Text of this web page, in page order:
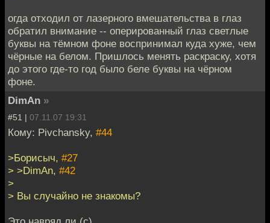
огда отходил от лазерного вмешательства в глаз
обратил внимание -- оперированный глаз светлые
буквы на тёмном фоне воспринимал куда хуже, чем
чёрные на белом. Пришлось менять раскраску, хотя
до этого где-то год было беле буквы на чёрном
фоне.
DimAn »
#51 | 07.11.07 19:31
Кому: Pivchansky, #44
>Борисыч, #27
> >DimAn, #42
>
> Вы случайно не знакомы?